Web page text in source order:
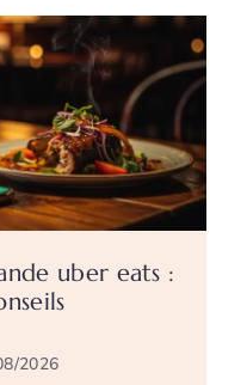
uber eats :
2026